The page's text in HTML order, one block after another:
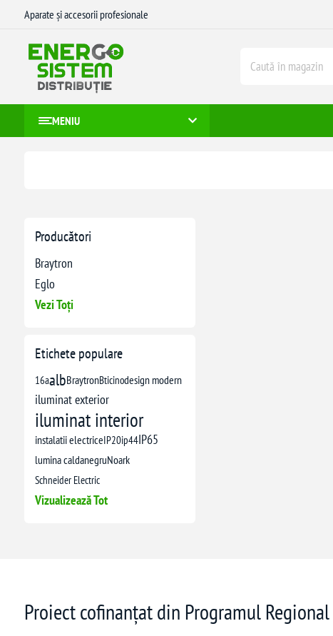
Aparate și accesorii profesionale
MENIU
Producători
Braytron
Eglo
Vezi Toți
Etichete populare
16aalbBraytronBticinodesign modern
iluminat exterior
iluminat interior
instalatii electriceIP20ip44IP65
lumina caldanegruNoark
Schneider Electric
Vizualizează Tot
Proiect cofinanțat din Programul